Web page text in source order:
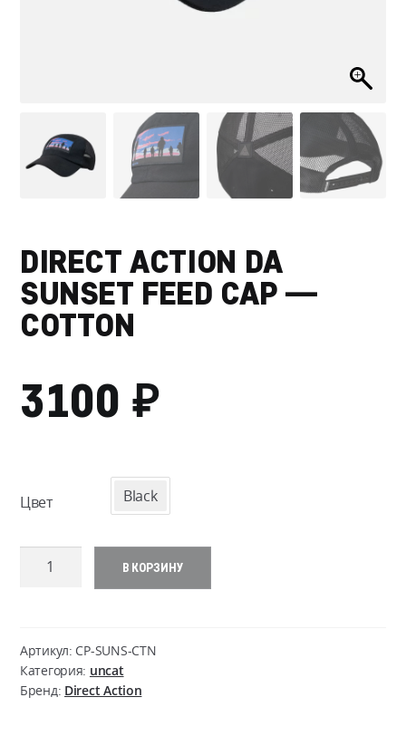
DIRECT ACTION DA
SUNSET FEED CAP —
COTTON
3100 ₽
Цвет Black
Количество
DA
Sunset
Feed
В КОРЗИНУ
Артикул: CP-SUNS-CTN
Категория: uncat
Бренд: Direct Action